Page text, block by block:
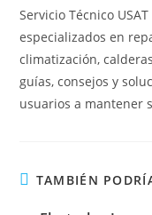
Servicio Técnico
especializados en
climatización,
guías, consejos y
usuarios a mantener
TAMBIÉN